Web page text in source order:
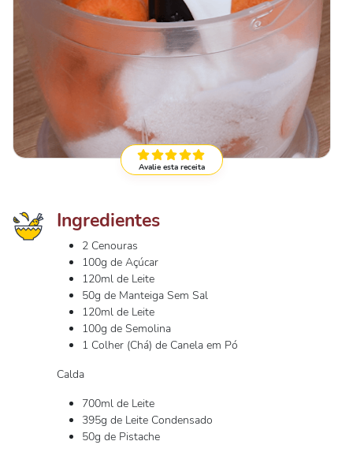
Avalie esta receita
Ingredientes
2 Cenouras
100g de Açúcar
120ml de Leite
50g de Manteiga Sem Sal
120ml de Leite
100g de Semolina
1 Colher (Chá) de Canela em Pó
Calda
700ml de Leite
395g de Leite Condensado
50g de Pistache